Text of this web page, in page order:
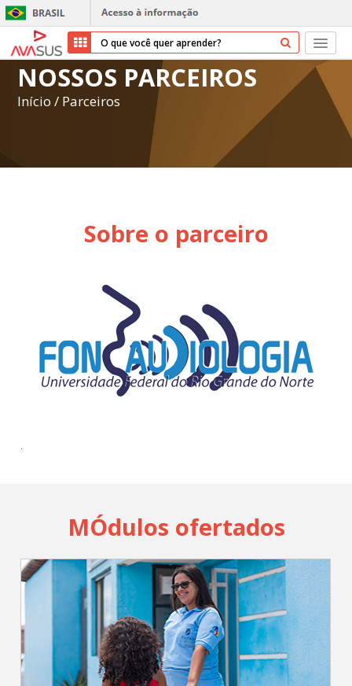
Início
Parceiros
Transparência
Entrar
Cadastrar
NOSSOS PARCEIROS
Início / Parceiros
Sobre o parceiro
.
MÓdulos ofertados